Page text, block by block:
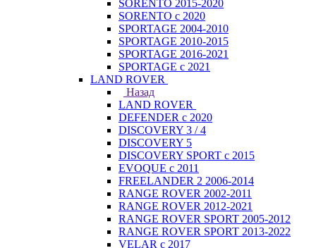
SORENTO 2015-2020
SORENTO с 2020
SPORTAGE 2004-2010
SPORTAGE 2010-2015
SPORTAGE 2016-2021
SPORTAGE с 2021
LAND ROVER
Назад
LAND ROVER
DEFENDER с 2020
DISCOVERY 3 / 4
DISCOVERY 5
DISCOVERY SPORT с 2015
EVOQUE с 2011
FREELANDER 2 2006-2014
RANGE ROVER 2002-2011
RANGE ROVER 2012-2021
RANGE ROVER SPORT 2005-2012
RANGE ROVER SPORT 2013-2022
VELAR с 2017